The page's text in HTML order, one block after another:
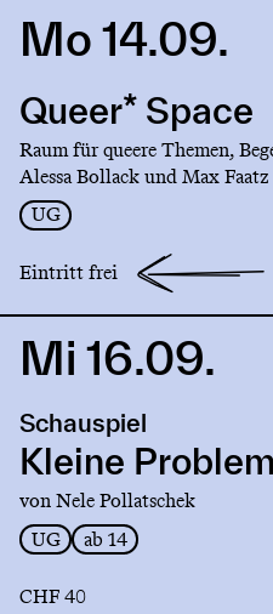
Link
Queer*
Mo 14.09.
Queer* Space
Raum für queere Themen,
Alessa Bollack und Max Faatz
UG
Eintritt frei
Link
Kleine
Probleme
Mi 16.09.
Schauspiel
Kleine
von Nele Pollatschek
UG
ab 14
CHF 40